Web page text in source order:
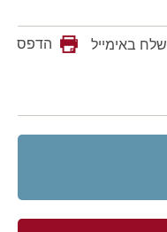
שלח באימייל הדפס